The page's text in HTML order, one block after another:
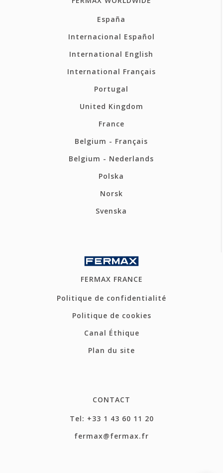
España
Internacional Español
International English
International Français
Portugal
United Kingdom
France
Belgium - Français
Belgium - Nederlands
Polska
Norsk
Svenska
FERMAX FRANCE
Politique de confidentialité
Politique de cookies
Canal Éthique
Plan du site
CONTACT
Tel: +33 1 43 60 11 20
fermax@fermax.fr